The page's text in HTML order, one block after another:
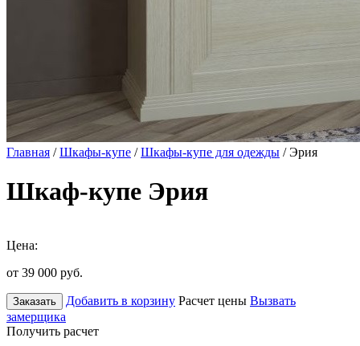
Главная /Шкафы-купе /Шкафы-купе для одежды / Эрия
Шкаф-купе Эрия
Цена:
от 39 000 руб.
Заказать Добавить в корзину Расчет цены Вызвать
замерщика
Получить расчет